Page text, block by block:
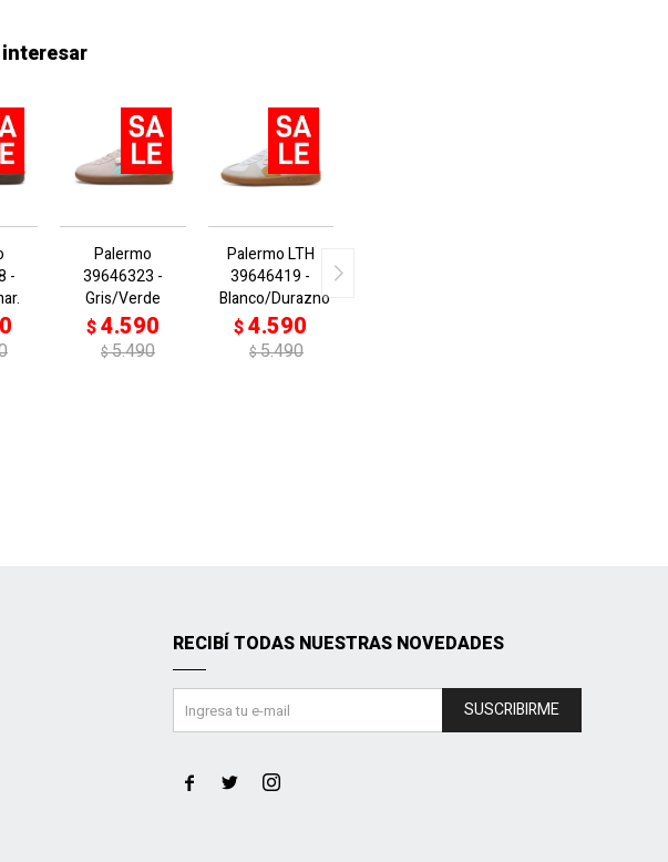
-
Palermo
39646323 -
Gris/Verde
$4.590
$5.490
Palermo LTH
39646419 -
Blanco/Durazno
$4.590
$5.490
RECIBÍ TODAS NUESTRAS NOVEDADES
SUSCRIBIRME
  